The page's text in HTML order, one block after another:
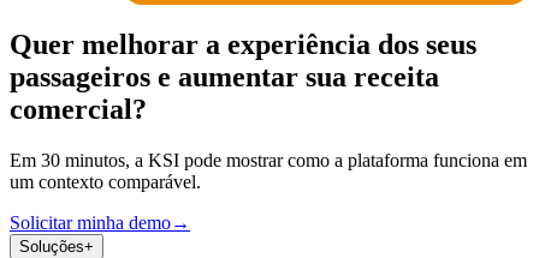
Quer melhorar a experiência dos seus
passageiros e aumentar sua receita
comercial?
Em 30 minutos, a KSI pode mostrar como a plataforma funciona em
um contexto comparável.
Solicitar minha demo→
Soluções+